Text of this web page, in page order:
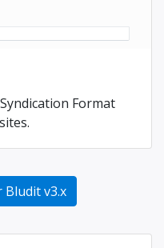
Format
v3.x